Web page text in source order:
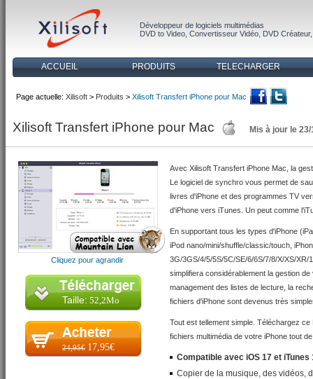
Développeur de logiciels multimédias
DVD to Video Convertisseur Vidéo DVD Créateur
ACCUEIL PRODUITS TELECHARGER
Page actuelle: Xilisoft > Produits > Xilisoft Transfert iPhone pour Mac
Xilisoft Transfert iPhone pour Mac Mis à jour le 23/
Cliquez pour agrandir
Taille: 52,2Mo
24,95€ 17,95€
Avec Xilisoft Transfert iPhone Mac, la
Le logiciel de synchro vous permet de
livres d'iPhone et des programmes TV
d'iPhone vers iTunes. Un peut comme
En supportant tous les types d'iPhone
iPod nano/mini/shuffle/classic/touch,
3G/3GS/4/5/5S/5C/SE/6/6S/7/8/X/XS/
simplifiera considérablement la gestion
management des listes de lecture, la
fichiers d'iPhone sont devenus très
Tout est tellement simple. Téléchargez
fichiers multimédia de votre iPhone tout
Compatible avec iOS 17 et iTunes
Copier de la musique, des vidéos,